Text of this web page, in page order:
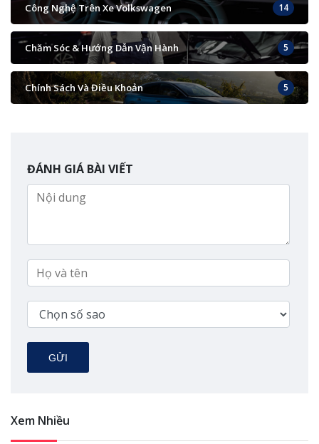
Công Nghệ Trên Xe Volkswagen 14
Chăm Sóc & Hướng Dẫn Vận Hành 5
Chính Sách Và Điều Khoản 5
ĐÁNH GIÁ BÀI VIẾT
GỬI
Xem Nhiều